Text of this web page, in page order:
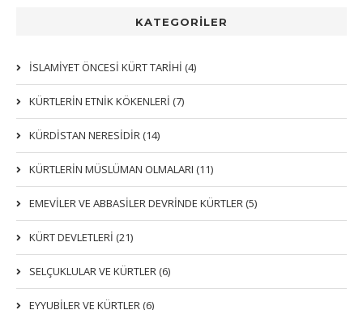
KATEGORİLER
İSLAMİYET ÖNCESİ KÜRT TARİHİ (4)
KÜRTLERIN ETNIK KÖKENLERI (7)
KÜRDİSTAN NERESİDİR (14)
KÜRTLERİN MÜSLÜMAN OLMALARI (11)
EMEVİLER VE ABBASİLER DEVRİNDE KÜRTLER (5)
KÜRT DEVLETLERİ (21)
SELÇUKLULAR VE KÜRTLER (6)
EYYUBİLER VE KÜRTLER (6)